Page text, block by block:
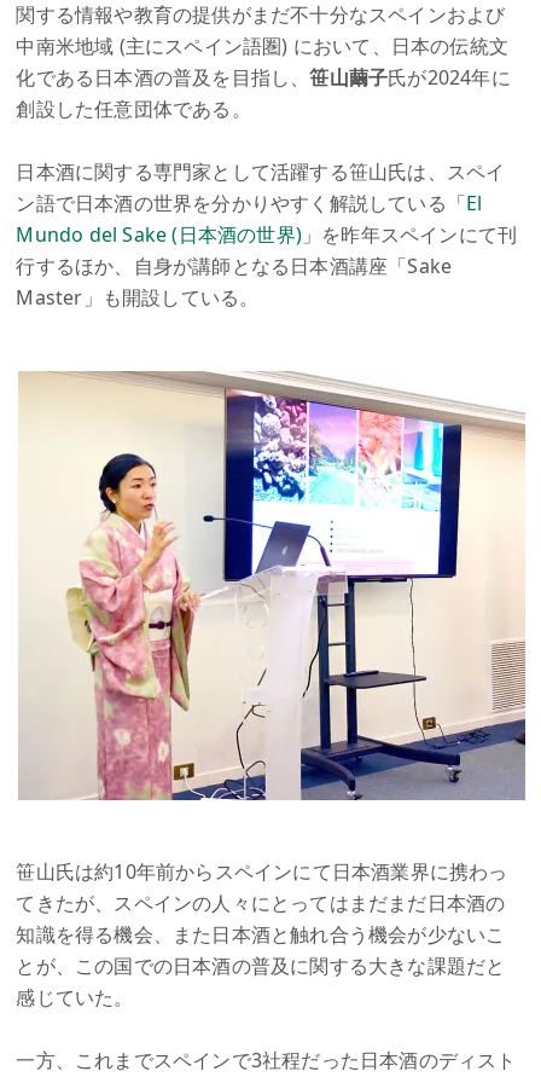
関する情報や教育の提供がまだ不十分なスペインおよび
中南米地域 (主にスペイン語圏) において、日本の伝統文
化である日本酒の普及を目指し、笹山繭子氏が2024年に
創設した任意団体である。
日本酒に関する専門家として活躍する笹山氏は、スペイ
ン語で日本酒の世界を分かりやすく解説している「El
Mundo del Sake (日本酒の世界) 」を昨年スペインにて刊
行するほか、自身が講師となる日本酒講座「Sake
Master」も開設している。
笹山氏は約10年前からスペインにて日本酒業界に携わっ
てきたが、スペインの人々にとってはまだまだ日本酒の
知識を得る機会、また日本酒と触れ合う機会が少ないこ
とが、この国での日本酒の普及に関する大きな課題だと
感じていた。
一方、これまでスペインで3社程だった日本酒のディスト